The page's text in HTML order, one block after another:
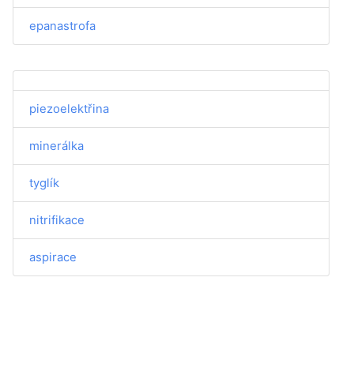
epanastrofa
piezoelektřina
minerálka
tyglík
nitrifikace
aspirace